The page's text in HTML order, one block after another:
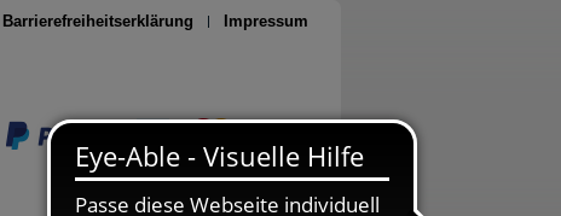
Barrierefreiheitserklärung Impressum
Seite drucken